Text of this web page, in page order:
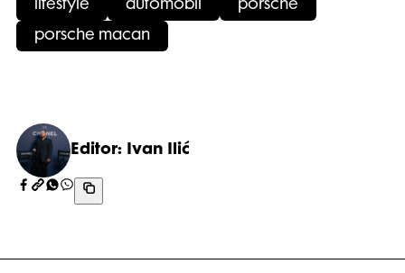
lifestyle automobil porsche
porsche macan
Editor: Ivan Ilić